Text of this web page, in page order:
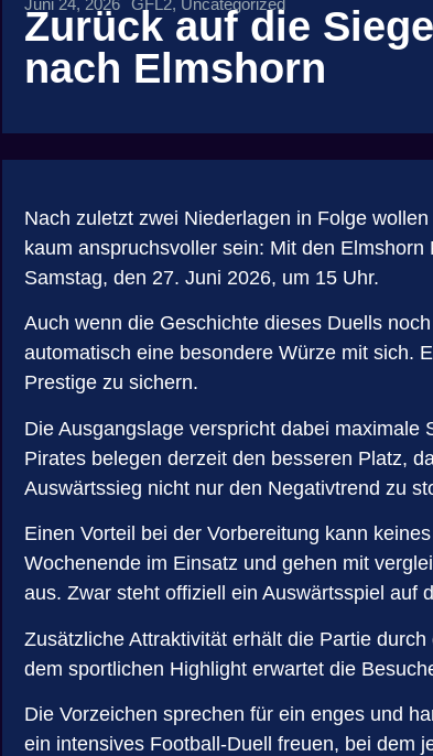
Juni 24, 2026 GFL2, Uncategorized
Zurück auf die
nach Elmshorn
Nach zuletzt zwei Niederlagen in Folge
kaum anspruchsvoller sein: Mit den
Samstag, den 27. Juni 2026, um 15 Uhr.
Auch wenn die Geschichte dieses Duells
automatisch eine besondere Würze mit sich.
Prestige zu sichern.
Die Ausgangslage verspricht dabei maximale
Pirates belegen derzeit den besseren Platz,
Auswärtssieg nicht nur den Negativtrend zu
Einen Vorteil bei der Vorbereitung kann
Wochenende im Einsatz und gehen mit
aus. Zwar steht offiziell ein Auswärtsspiel auf
Zusätzliche Attraktivität erhält die Partie
dem sportlichen Highlight erwartet die
Die Vorzeichen sprechen für ein enges und
ein intensives Football-Duell freuen, bei dem